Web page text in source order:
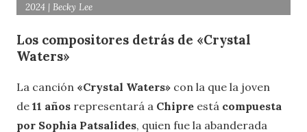
2024 | Becky Lee
Los compositores detrás de «Crystal
Waters»
La canción «Crystal Waters» con la que la joven
de 11 años representará a Chipre está compuesta
por Sophia Patsalides, quien fue la abanderada